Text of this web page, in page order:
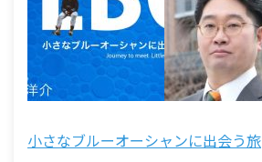
小さなブルーオーシャンに出会う旅